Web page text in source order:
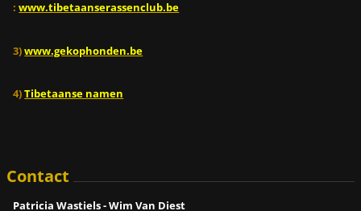
: www.tibetaanserassenclub.be
3)www.gekophonden.be
4)Tibetaanse namen
Contact
Patricia Wastiels - Wim Van Diest